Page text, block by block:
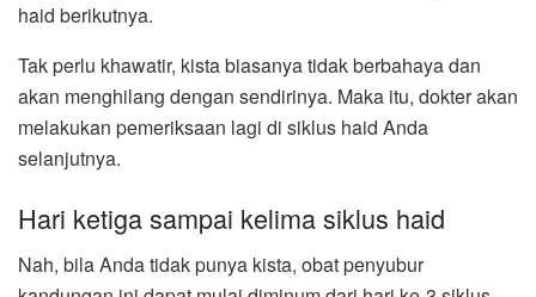
haid berikutnya.
Tak perlu khawatir, kista biasanya tidak berbahaya dan
akan menghilang dengan sendirinya. Maka itu, dokter akan
melakukan pemeriksaan lagi di siklus haid Anda
selanjutnya.
Hari ketiga sampai kelima siklus haid
Nah, bila Anda tidak punya kista, obat penyubur